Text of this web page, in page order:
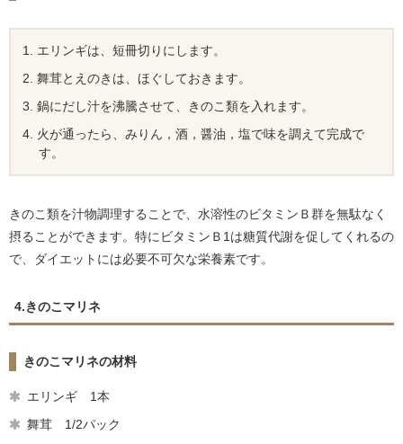
エリンギは、短冊切りにします。
舞茸とえのきは、ほぐしておきます。
鍋にだし汁を沸騰させて、きのこ類を入れます。
火が通ったら、みりん，酒，醤油，塩で味を調えて完成で
す。
きのこ類を汁物調理することで、水溶性のビタミンＢ群を無駄なく
摂ることができます。特にビタミンＢ1は糖質代謝を促してくれるの
で、ダイエットには必要不可欠な栄養素です。
4.きのこマリネ
きのこマリネの材料
エリンギ 1本
舞茸 1/2パック